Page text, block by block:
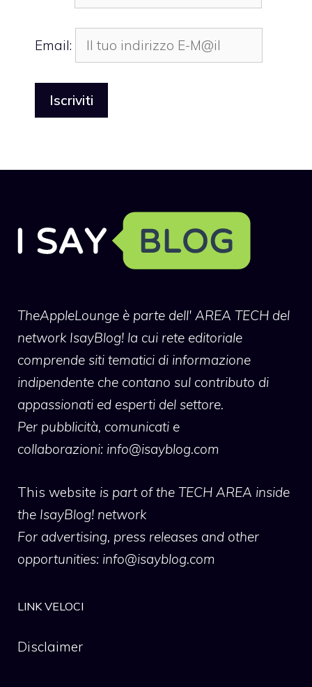
Email:
TheAppleLounge è parte dell' AREA TECH del
network IsayBlog! la cui rete editoriale
comprende siti tematici di informazione
indipendente che contano sul contributo di
appassionati ed esperti del settore.
Per pubblicità, comunicati e
collaborazioni: info@isayblog.com
This website is part of the TECH AREA inside
the IsayBlog! network
For advertising, press releases and other
opportunities: info@isayblog.com
LINK VELOCI
Disclaimer